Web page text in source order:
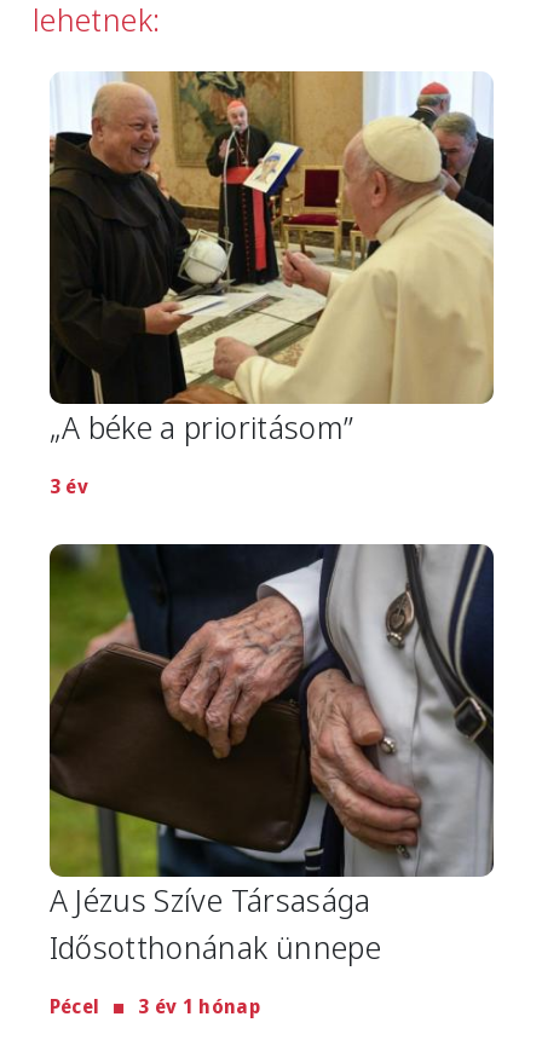
lehetnek:
Image
„A béke a prioritásom”
3 év
Image
A Jézus Szíve Társasága
Idősotthonának ünnepe
Pécel 3 év 1 hónap